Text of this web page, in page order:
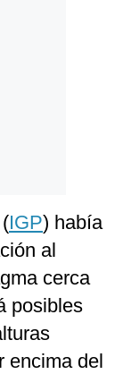
IGP) había
al
cerca
posibles
encima del